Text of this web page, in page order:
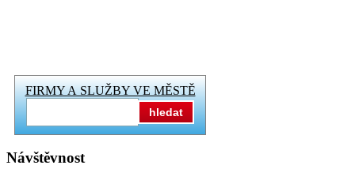
FIRMY A SLUŽBY VE MĚSTĚ
hledat
Návštěvnost